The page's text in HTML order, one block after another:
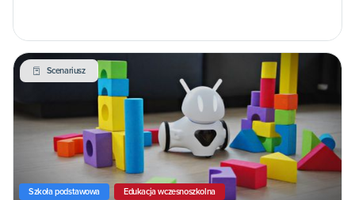
Scenariusz
Szkoła podstawowa Edukacja wczesnoszkolna